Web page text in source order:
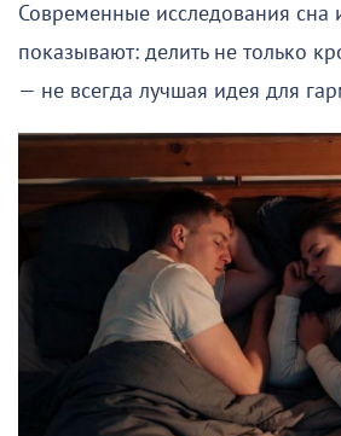
Современные исследования сна
показывают: делить не только
— не всегда лучшая идея для